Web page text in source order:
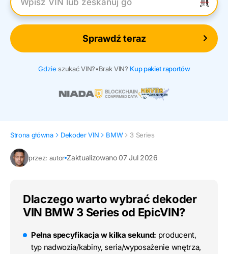
Wpisz numer VIN
Sprawdź teraz
Gdzie szukać VIN?•Brak VIN? Kup pakiet raportów
Strona główna Dekoder VIN BMW 3 Series
przez: autor Zaktualizowano 07 Jul 2026
Dlaczego warto wybrać dekoder
VIN BMW 3 Series od EpicVIN?
Pełna specyfikacja w kilka sekund: producent,
typ nadwozia/kabiny, seria/wyposażenie wnętrza,